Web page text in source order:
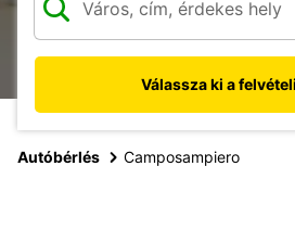
Válassza ki a
Autóbérlés Camposampiero